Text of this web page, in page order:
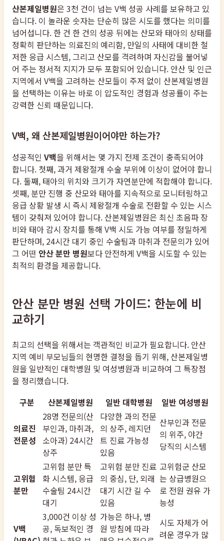
산본제일병원은 3천 건이 넘는 V백 성공 사례를 보유하고 있
습니다. 이 놀라운 숫자는 단순히 많은 시도를 했다는 의미를
넘어섭니다. 한 건 한 건의 성공 뒤에는 산모와 태아의 상태를
정확히 판단하는 의료진의 예리함, 만일의 사태에 대비한 철
저한 응급 시스템, 그리고 산모를 격려하며 자신감을 불어넣
어 주는 정서적 지지가 모두 포함되어 있습니다. 안산 및 인근
지역에서 V백을 고려하는 산모들이 주저 없이 산본제일병원
을 선택하는 이유는 바로 이 압도적인 경험과 성공률이 주는
강력한 신뢰 때문입니다.
V백, 왜 산본제일병원이어야만 하는가?
성공적인 V백을 위해서는 몇 가지 전제 조건이 충족되어야
합니다. 첫째, 과거 제왕절개 수술 부위에 이상이 없어야 합니
다. 둘째, 태아의 위치와 크기가 자연분만에 적합해야 합니다.
셋째, 분만 진행 중 산모와 태아를 지속적으로 모니터링하고
응급 상황 발생 시 즉시 제왕절개 수술로 전환할 수 있는 시스
템이 갖춰져 있어야 합니다. 산본제일병원은 최신 초음파 장
비와 태아 감시 장치를 통해 V백 시도 가능 여부를 정밀하게
판단하며, 24시간 대기 중인 수술팀과 마취과 전문의가 있어
그 어떤 안산 분만 병원보다 안전하게 V백을 시도할 수 있는
최적의 환경을 제공합니다.
안산 분만 병원 선택 가이드: 한눈에 비
교하기
최고의 선택을 위해서는 객관적인 비교가 필요합니다. 안산
지역 예비 부모님들의 현명한 결정을 돕기 위해, 산본제일병
원을 일반적인 대학병원 및 여성병원과 비교하여 그 특장점
을 정리했습니다.
구분
산본제일병원 일반 대학병원 일반 여성병원
의료진
전문성
28명 전문의(산
부인과, 마취과,
소아과) 24시간
상주
다양한 과의 전문
의 상주, 레지던
트 진료 가능성
있음
산부인과 전문
의 위주, 야간
당직의 시스템
고위험
분만
고위험 분만 특
화 시스템, 응급
수술팀 24시간
대기
고위험 분만 진료
의 중심, 단, 외래
대기 시간 길 수
있음
고위험군 산모
는 상급병원으
로 전원 권유 가
능성
V백
3,000건 이상 성
공, 독보적인 경
가능은 하나, 병
원 방침에 따라
시도 자체가 어
려운 경우가 많